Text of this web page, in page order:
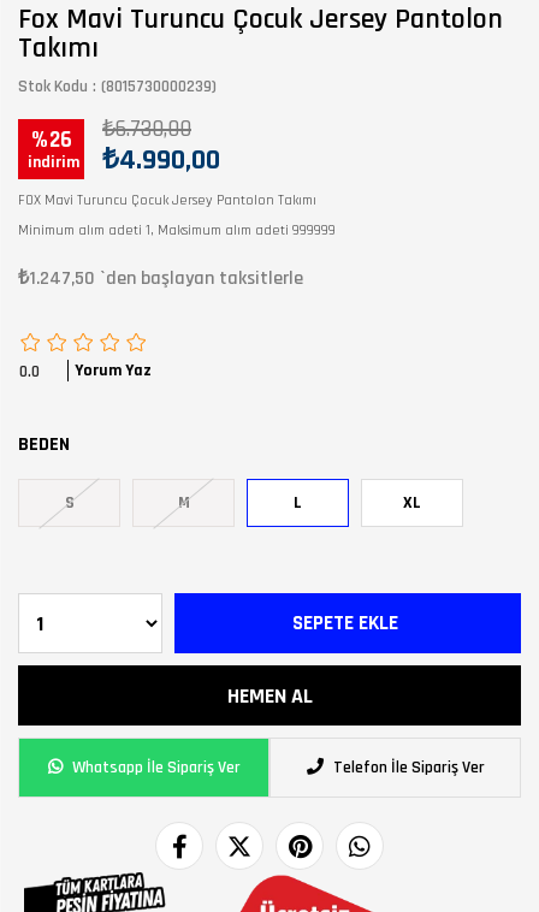
Fox Mavi Turuncu Çocuk Jersey Pantolon
Takımı
Stok Kodu (8015730000239)
26 ₺6.730,00
₺4.990,00
FOX Mavi Turuncu Çocuk Jersey Pantolon Takımı
Minimum alım adeti 1, Maksimum alım adeti 999999
₺1.247,50 `den başlayan taksitlerle
0.0 Yorum Yaz
BEDEN
S M L XL
Whatsapp İle Sipariş Ver Telefon İle Sipariş Ver